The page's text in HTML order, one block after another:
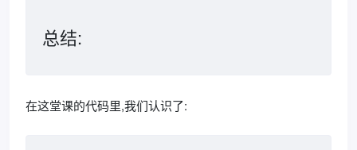
总结:
在这堂课的代码里,我们认识了: